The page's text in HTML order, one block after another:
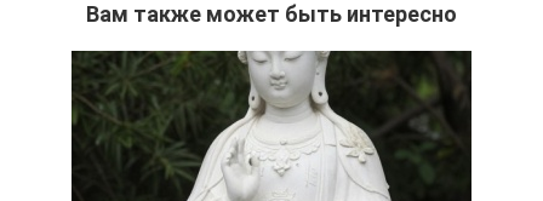
Вам также может быть интересно